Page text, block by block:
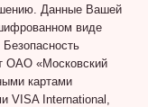
Данные Вашей
виде
ОАО «Московский
картами
VISA International,